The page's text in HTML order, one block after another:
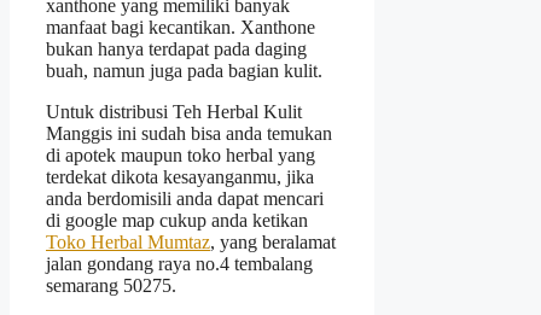
xanthone yang memiliki banyak
manfaat bagi kecantikan. Xanthone
bukan hanya terdapat pada daging
buah, namun juga pada bagian kulit.
Untuk distribusi Teh Herbal Kulit
Manggis ini sudah bisa anda temukan
di apotek maupun toko herbal yang
terdekat dikota kesayanganmu, jika
anda berdomisili anda dapat mencari
di google map cukup anda ketikan
Toko Herbal Mumtaz, yang beralamat
jalan gondang raya no.4 tembalang
semarang 50275.